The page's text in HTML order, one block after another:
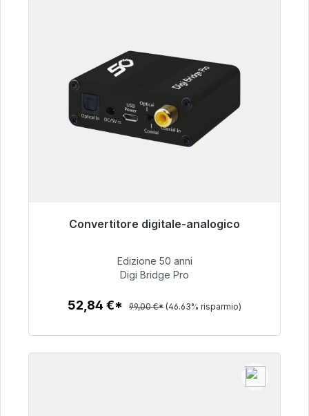
Convertitore digitale-analogico
Pronto per la spedizione immediata, tempo di
52,84 €
Edizione 50 anni
Digi Bridge Pro
52,84 €* 99,00 €* (46.63% risparmio)